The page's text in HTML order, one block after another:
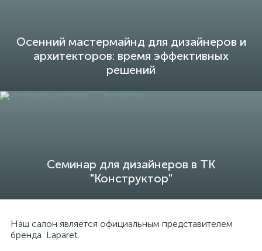
Осенний мастермайнд для дизайнеров и
архитекторов: время эффективных
решений
Семинар для дизайнеров в ТК
"Конструктор"
Наш салон является официальным представителем
бренда Laparet.